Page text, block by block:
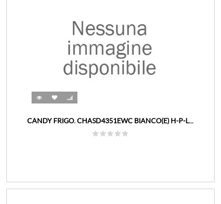
CANDY FRIGO. CHASD4351EWC BIANCO(E) H-P-L...